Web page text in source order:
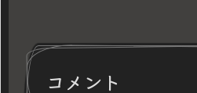
コメント